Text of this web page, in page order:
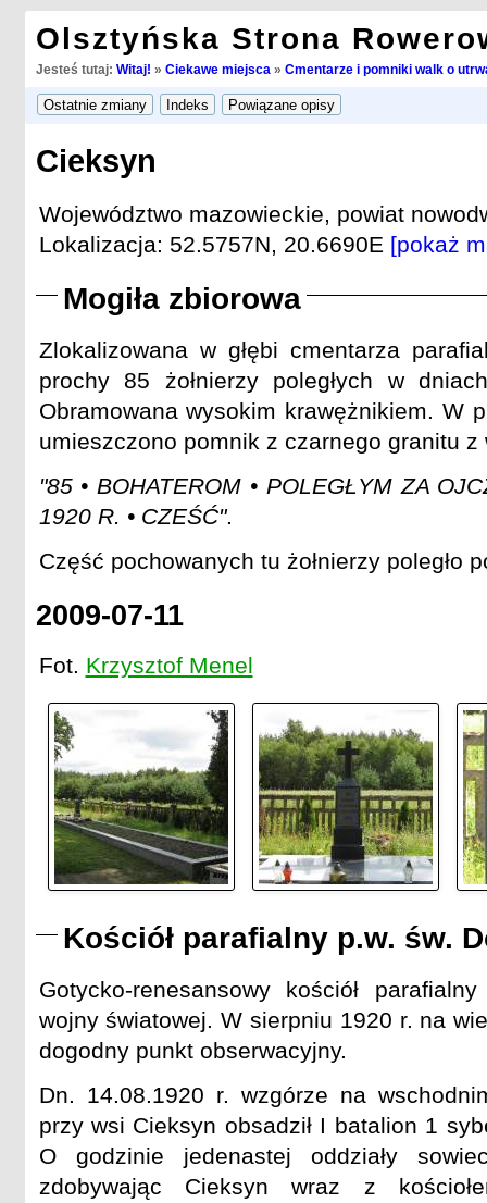
Olsztyńska Strona
Jesteś tutaj: Witaj! » Ciekawe miejsca » Cmentarze i pomniki walk o
Cieksyn
Województwo mazowieckie, powiat
Lokalizacja: 52.5757N, 20.6690E [pokaż
Mogiła zbiorowa
Zlokalizowana w głębi cmentarza
prochy 85 żołnierzy poległych w
Obramowana wysokim krawężnikiem. W
umieszczono pomnik z czarnego granitu z
"85 • BOHATEROM • POLEGŁYM ZA
1920 R. • CZEŚĆ".
Część pochowanych tu żołnierzy poległo
2009-07-11
Fot. Krzysztof Menel
Kościół parafialny p.w. św.
Gotycko-renesansowy kościół
wojny światowej. W sierpniu 1920 r. na
dogodny punkt obserwacyjny.
Dn. 14.08.1920 r. wzgórze na
przy wsi Cieksyn obsadził I batalion 1
O godzinie jedenastej oddziały
zdobywając Cieksyn wraz z